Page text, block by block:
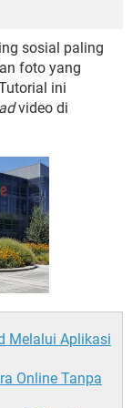
sosial paling
foto yang
ini
video di
Melalui Aplikasi
Online Tanpa